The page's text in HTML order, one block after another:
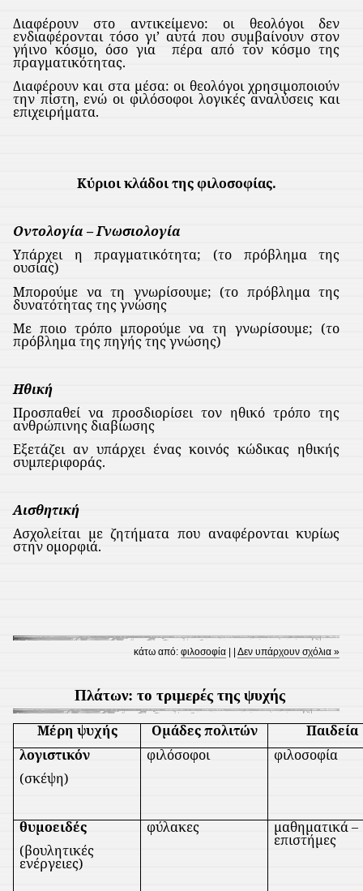
Διαφέρουν στο αντικείμενο: οι θεολόγοι δεν
ενδιαφέρονται τόσο γι’ αυτά που συμβαίνουν στον
γήινο κόσμο, όσο για πέρα από τον κόσμο της
πραγματικότητας.
Διαφέρουν και στα μέσα: οι θεολόγοι χρησιμοποιούν
την πίστη, ενώ οι φιλόσοφοι λογικές αναλύσεις και
επιχειρήματα.
Κύριοι κλάδοι της φιλοσοφίας.
Οντολογία – Γνωσιολογία
Υπάρχει η πραγματικότητα; (το πρόβλημα της
ουσίας)
Μπορούμε να τη γνωρίσουμε; (το πρόβλημα της
δυνατότητας της γνώσης
Με ποιο τρόπο μπορούμε να τη γνωρίσουμε; (το
πρόβλημα της πηγής της γνώσης)
Ηθική
Προσπαθεί να προσδιορίσει τον ηθικό τρόπο της
ανθρώπινης διαβίωσης
Εξετάζει αν υπάρχει ένας κοινός κώδικας ηθικής
συμπεριφοράς.
Αισθητική
Ασχολείται με ζητήματα που αναφέρονται κυρίως
στην ομορφιά.
κάτω από:φιλοσοφία | |Δεν υπάρχουν σχόλια »
Πλάτων: το τριμερές της ψυχής
Μέρη ψυχής Ομάδες πολιτών
Παιδεία
λογιστικόν
(σκέψη)
φιλόσοφοι φιλοσοφία
θυμοειδές
(βουλητικές
ενέργειες)
φύλακες μαθηματικά –
επιστήμες